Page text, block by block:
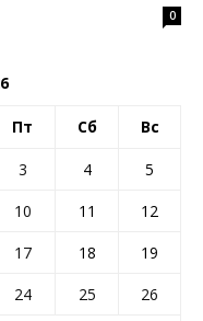
0
Пт Сб Вс
3 4
5
10 11
12
17 18
19
24 25
26